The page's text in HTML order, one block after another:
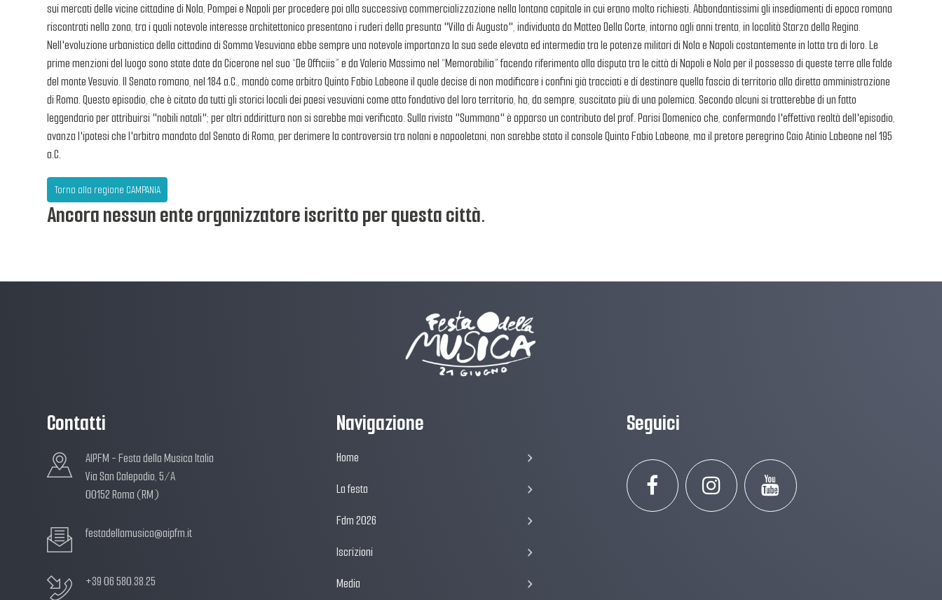
sui mercati delle vicine cittadine di Nola, Pompei e Napoli per procedere poi alla successiva commercializzazione nella lontana capitale in cui erano molto richiesti. Abbondantissimi gli insediamenti di epoca romana
riscontrati nella zona, tra i quali notevole interesse architettonico presentano i ruderi della presunta "Villa di Augusto", individuata da Matteo Della Corte, intorno agli anni trenta, in località Starza della Regina.
Nell'evoluzione urbanistica della cittadina di Somma Vesuviana ebbe sempre una notevole importanza la sua sede elevata ed intermedia tra le potenze militari di Nola e Napoli costantemente in lotta tra di loro. Le
prime menzioni del luogo sono state date da Cicerone nel suo “De Officiis” e da Valerio Massimo nel “Memorabilia” facendo riferimento alla disputa tra le città di Napoli e Nola per il possesso di queste terre alle falde
del monte Vesuvio. Il Senato romano, nel 184 a.C., mandò come arbitro Quinto Fabio Labeone il quale decise di non modificare i confini già tracciati e di destinare quella fascia di territorio alla diretta amministrazione
di Roma. Questo episodio, che è citato da tutti gli storici locali dei paesi vesuviani come atto fondativo del loro territorio, ha, da sempre, suscitato più di una polemica. Secondo alcuni si tratterebbe di un fatto
leggendario per attribuirsi "nobili natali"; per altri addirittura non si sarebbe mai verificato. Sulla rivista "Summana" è apparso un contributo del prof. Parisi Domenico che, confermando l'effettiva realtà dell'episodio,
avanza l'ipotesi che l'arbitro mandato dal Senato di Roma, per derimere la controversia tra nolani e napooletani, non sarebbe stato il console Quinto Fabio Labeone, ma il pretore peregrino Caio Atinio Labeone nel 195
a.C.
Torna alla regione CAMPANIA
Ancora nessun ente organizzatore iscritto per questa città.
Contatti
AIPFM - Festa della Musica Italia
Via San Calepodio, 5/A
00152 Roma (RM)
festadellamusica@aipfm.it
+39 06 580.38.25
Navigazione
Home
La festa
Fdm 2026
Iscrizioni
Media
Seguici